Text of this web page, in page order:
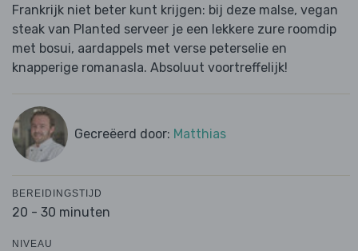
Frankrijk niet beter kunt krijgen: bij deze malse, vegan
steak van Planted serveer je een lekkere zure roomdip
met bosui, aardappels met verse peterselie en
knapperige romanasla. Absoluut voortreffelijk!
Gecreëerd door: Matthias
BEREIDINGSTIJD
20 - 30 minuten
NIVEAU